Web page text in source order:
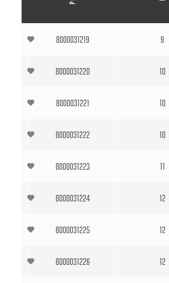
8000031219 9
8000031220 10
8000031221 10
8000031222 10
8000031223 11
8000031224 12
8000031225 12
8000031226 12